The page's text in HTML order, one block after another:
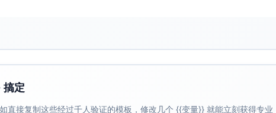
定
直接复制这些经过千人验证的模板，修改几个 {{变量}} 就能立刻获得专业